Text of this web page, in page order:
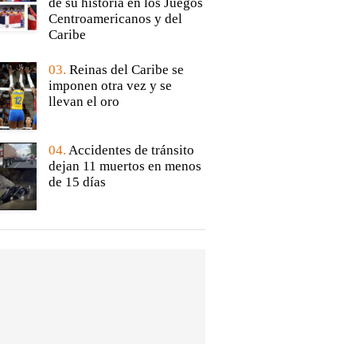
Centroamericanos y del
Caribe
03. Reinas del Caribe se
imponen otra vez y se
llevan el oro
04. Accidentes de tránsito
dejan 11 muertos en menos
de 15 días